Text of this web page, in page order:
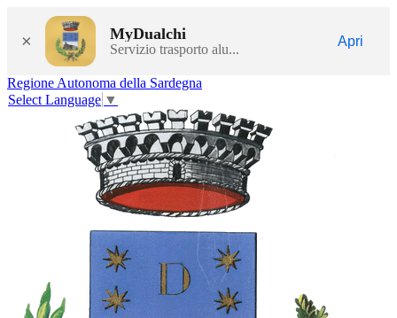
× MyDualchi
Servizio trasporto alu...
Apri
Regione Autonoma della Sardegna
Select Language ▼